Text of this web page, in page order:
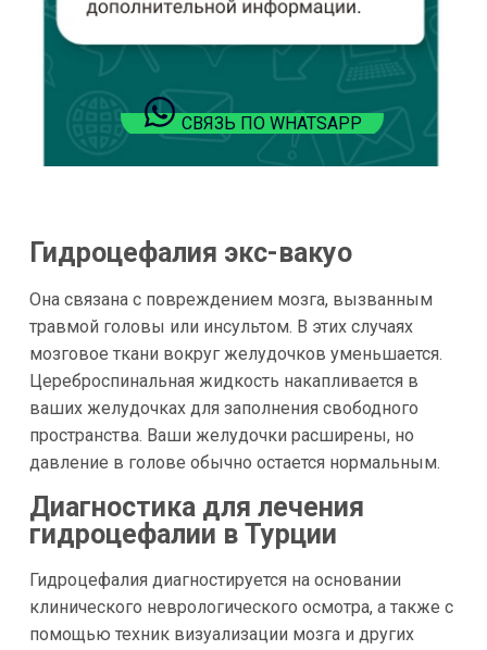
СВЯЗЬ ПО WHATSAPP
Гидроцефалия экс-вакуо
Она связана с повреждением мозга, вызванным
травмой головы или инсультом. В этих случаях
мозговое ткани вокруг желудочков уменьшается.
Цереброспинальная жидкость накапливается в
ваших желудочках для заполнения свободного
пространства. Ваши желудочки расширены, но
давление в голове обычно остается нормальным.
Диагностика для лечения
гидроцефалии в Турции
Гидроцефалия диагностируется на основании
клинического неврологического осмотра, а также с
помощью техник визуализации мозга и других